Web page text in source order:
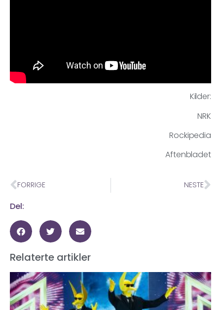
Kilder:
NRK
Rockipedia
Aftenbladet
FORRIGE NESTE
Del:
Relaterte artikler